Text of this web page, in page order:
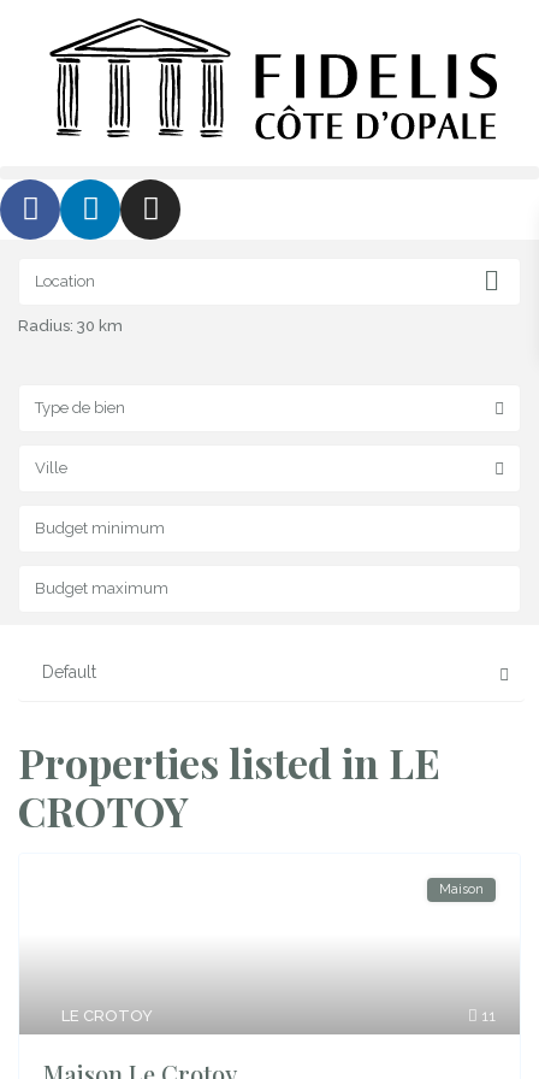
Radius:30 km
Type de bien
Ville
Default
Properties listed in LE
CROTOY
11
LE CROTOY
Maison